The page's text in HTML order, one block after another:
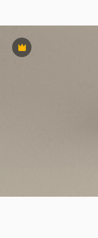
Premium